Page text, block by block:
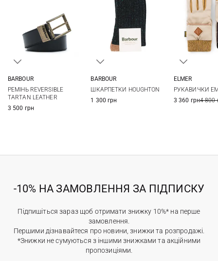
BARBOUR
РЕМIНЬ REVERSIBLE
TARTAN LEATHER
3 500 грн
BARBOUR
ШКАРПЕТКИ HOUGHTON
1 300 грн
ELMER
РУКАВИЧКИ
3 360 грн4 800
-10% НА ЗАМОВЛЕННЯ ЗА ПІДПИСКУ
Підпишіться зараз щоб отримати знижку 10%* на перше
замовлення.
Першими дізнавайтеся про новини, знижки та розпродажі.
*Знижки не сумуються з іншими знижками та акційними
пропозиціями.